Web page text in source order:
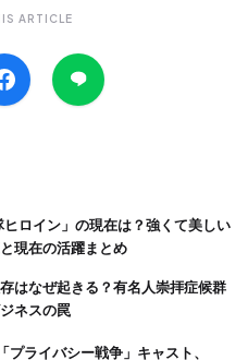
ARTICLE
現在の活躍まとめ
ネスの罠